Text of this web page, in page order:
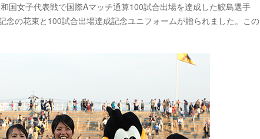
国女子代表戦で国際Aマッチ通算100試合出場を達成した鮫島選手
の花束と100試合出場達成記念ユニフォームが贈られました。この